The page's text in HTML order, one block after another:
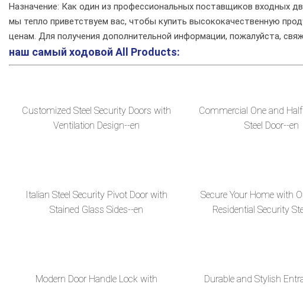
Назначение: Как один из профессиональных поставщиков входных
мы тепло приветствуем вас, чтобы купить высококачественную
ценам. Для получения дополнительной информации, пожалуйста,
наш самый ходовой All Products:
Customized Steel Security Doors with
Ventilation Design--en
Commercial One and
Steel Door--en
Italian Steel Security Pivot Door with
Stained Glass Sides--en
Secure Your Home with
Residential Security
Modern Door Handle Lock with
Durable and Stylish